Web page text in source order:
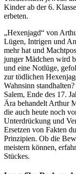
Kinder ab der 6.
erbeten.
„Hexenjagd“ von
Lügen, Intrigen und
mehr hat und
junger Mädchen wird
und eine Notlüge,
zur tödlichen
Wahnsinn
Salem, Ende des 17.
Ära behandelt Arthur
die auch heute noch
Unterdrückung und
Ersetzen von Fakten
Prinzipien. Ob die
meistern können,
Stückes.